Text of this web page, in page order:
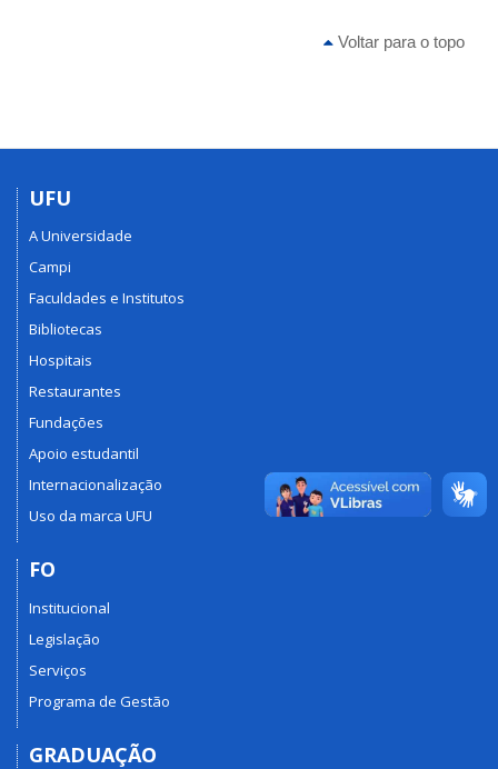
Voltar para o topo
UFU
A Universidade
Campi
Faculdades e Institutos
Bibliotecas
Hospitais
Restaurantes
Fundações
Apoio estudantil
Internacionalização
Uso da marca UFU
FO
Institucional
Legislação
Serviços
Programa de Gestão
GRADUAÇÃO